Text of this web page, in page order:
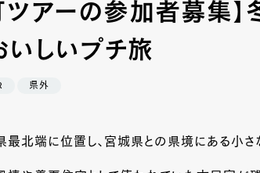
ツアーの参加者募集
いしいプチ旅
県外
北端に位置し、宮城県との県境にある小さ